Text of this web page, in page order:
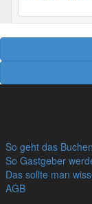
So geht das Buchen
So Gastgeber
Das sollte man
AGB